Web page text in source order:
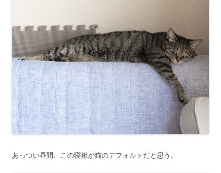
あっつい昼間、この寝相が猫のデフォルトだと思う。